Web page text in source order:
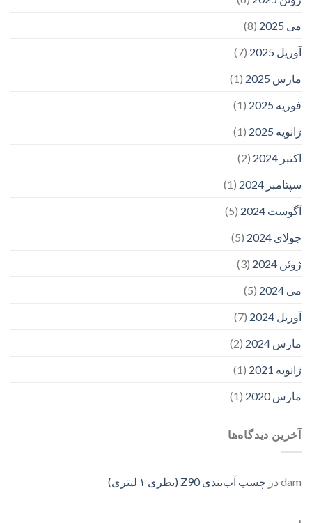
می 2025
(8)
آوریل 2025
(7)
مارس 2025
(1)
فوریه 2025
(1)
ژانویه 2025
(1)
اکتبر 2024
(2)
سپتامبر 2024
(1)
آگوست 2024
(5)
جولای 2024
(5)
ژوئن 2024
(3)
می 2024
(5)
آوریل 2024
(7)
مارس 2024
(2)
ژانویه 2021
(1)
مارس 2020
(1)
آخرین دیدگاه‌ها
dam در چسب آب‌بندی Z90 (بطری ۱ لیتری)